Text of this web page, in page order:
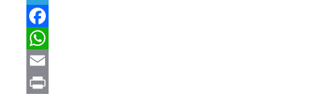
Telegram
Facebook
WhatsApp
Email